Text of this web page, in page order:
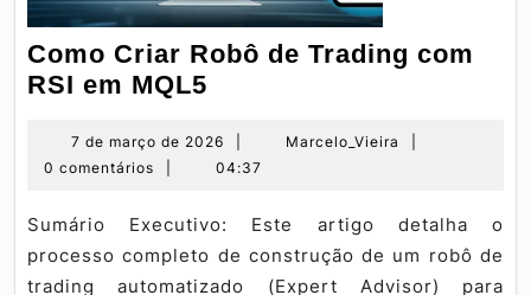
Como Criar Robô de Trading com
RSI em MQL5
Robô
de
com
RSI
7 de março de 2026
de
Marcelo_Vieira
0 comentários
04:37
Sumário Executivo: Este artigo detalha o
processo completo de construção de um robô de
trading automatizado (Expert Advisor) para